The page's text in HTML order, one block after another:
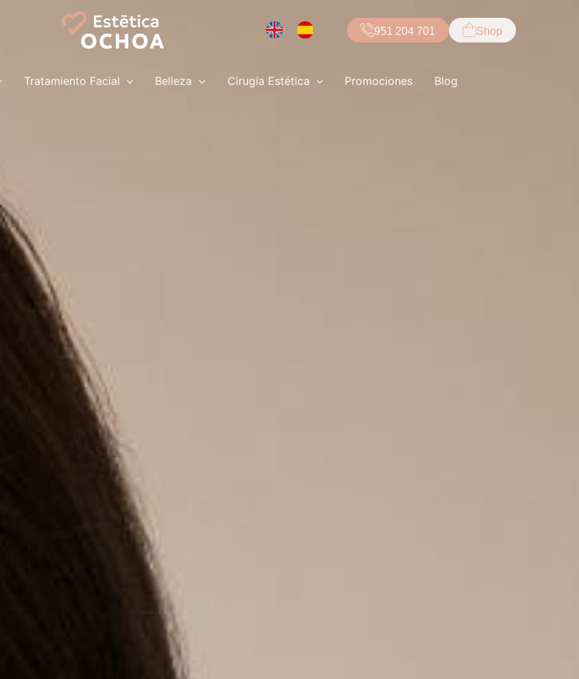
951 204 701 Shop
Tratamiento Facial Belleza Cirugía Estética Promociones Blog